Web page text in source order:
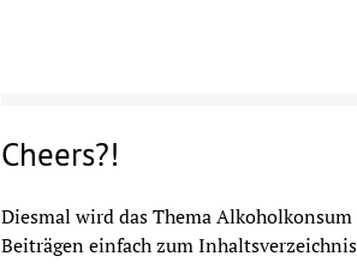
Cheers?!
Diesmal wird das Thema
Beiträgen einfach zum